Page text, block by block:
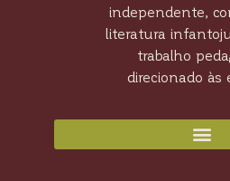
independente,
literatura
trabalho
direcionado às